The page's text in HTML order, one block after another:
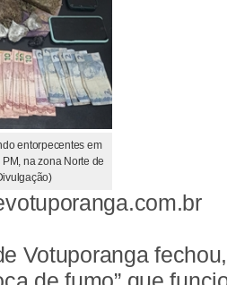
entorpecentes em
na zona Norte de
Votuporanga